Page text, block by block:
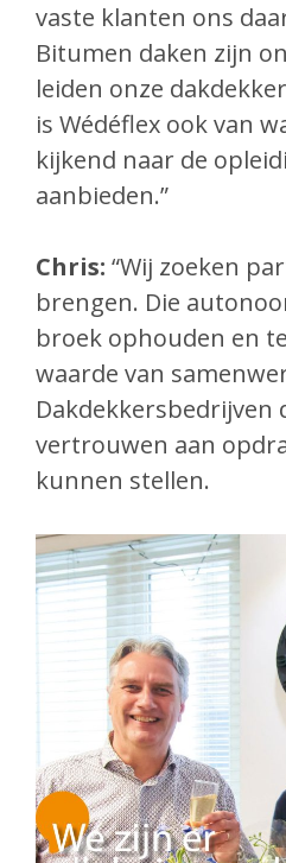
vaste klanten ons
Bitumen daken zijn
leiden onze
is Wédéflex ook van
kijkend naar de
aanbieden.”
Chris: “Wij zoeken
brengen. Die
broek ophouden en
waarde van
Dakdekkersbedrijven
vertrouwen aan
kunnen stellen.